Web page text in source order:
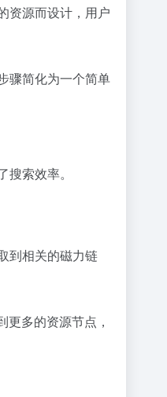
资源而设计，用户
骤简化为一个简单
索效率。
到相关的磁力链
多的资源节点，